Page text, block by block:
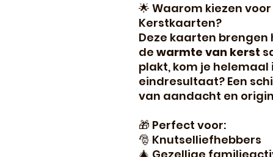
🌟 Waarom kiezen
Kerstkaarten?
Deze kaarten brengen
de warmte van kerst
plakt, kom je
eindresultaat? Een
van aandacht en
🎁 Perfect voor:
🎅 Knutselliefhebbers